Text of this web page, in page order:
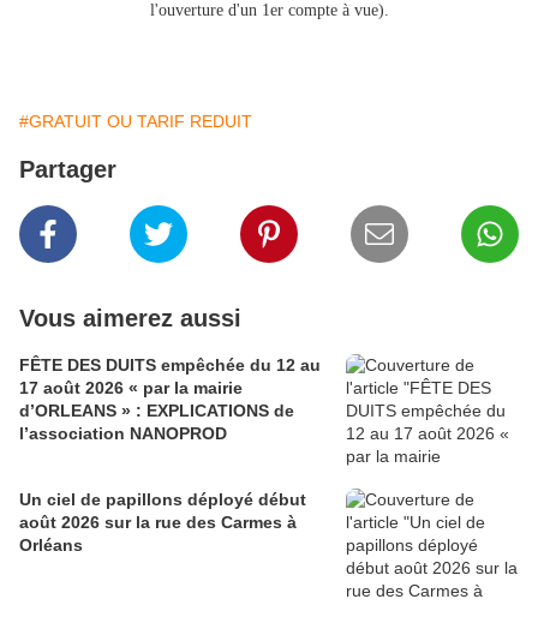
l'ouverture d'un 1er compte à vue).
#GRATUIT OU TARIF REDUIT
Partager
Vous aimerez aussi
FÊTE DES DUITS empêchée du 12 au
17 août 2026 « par la mairie
d’ORLEANS » : EXPLICATIONS de
l’association NANOPROD
Un ciel de papillons déployé début
août 2026 sur la rue des Carmes à
Orléans